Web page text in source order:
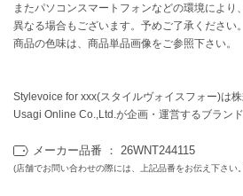
FILA
フィラ
FURFUR
またパソコンスマートフォンなどの環境により
異なる場合もございます。予めご了承ください。
商品の色味は、商品単品画像をご参照下さい。
Stylevoice for xxx(スタイルヴォイスフォー)は
Usagi Online Co.,Ltd.が企画・運営するブランド
メーカー品番 ： 26WNT244115
(店舗でお問い合わせの際には、上記品番をお伝え下さい